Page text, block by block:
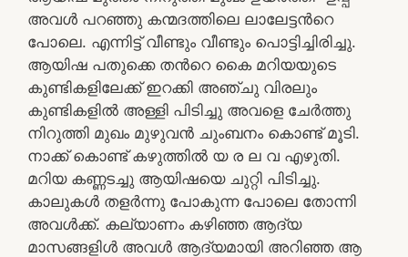
അവൾ പറഞ്ഞു കന്മദത്തിലെ ലാലേട്ടൻറെ
പോലെ. എന്നിട്ട് വീണ്ടും വീണ്ടും പൊട്ടിച്ചിരിച്ചു.
ആയിഷ പതുക്കെ തൻറെ കൈ മറിയയുടെ
കുണ്ടികളിലേക്ക് ഇറക്കി അഞ്ചു വിരലും
കുണ്ടികളിൽ അള്ളി പിടിച്ചു അവളെ ചേർത്തു
നിറുത്തി മുഖം മുഴുവൻ ചുംബനം കൊണ്ട് മൂടി.
നാക്ക് കൊണ്ട് കഴുത്തിൽ യ ര ല വ എഴുതി.
മറിയ കണ്ണടച്ചു ആയിഷയെ ചുറ്റി പിടിച്ചു.
കാലുകൾ തളർന്നു പോകുന്ന പോലെ തോന്നി
അവൾക്ക്. കല്യാണം കഴിഞ്ഞ ആദ്യ
മാസങ്ങളിൾ അവൾ ആദ്യമായി അറിഞ്ഞ ആ